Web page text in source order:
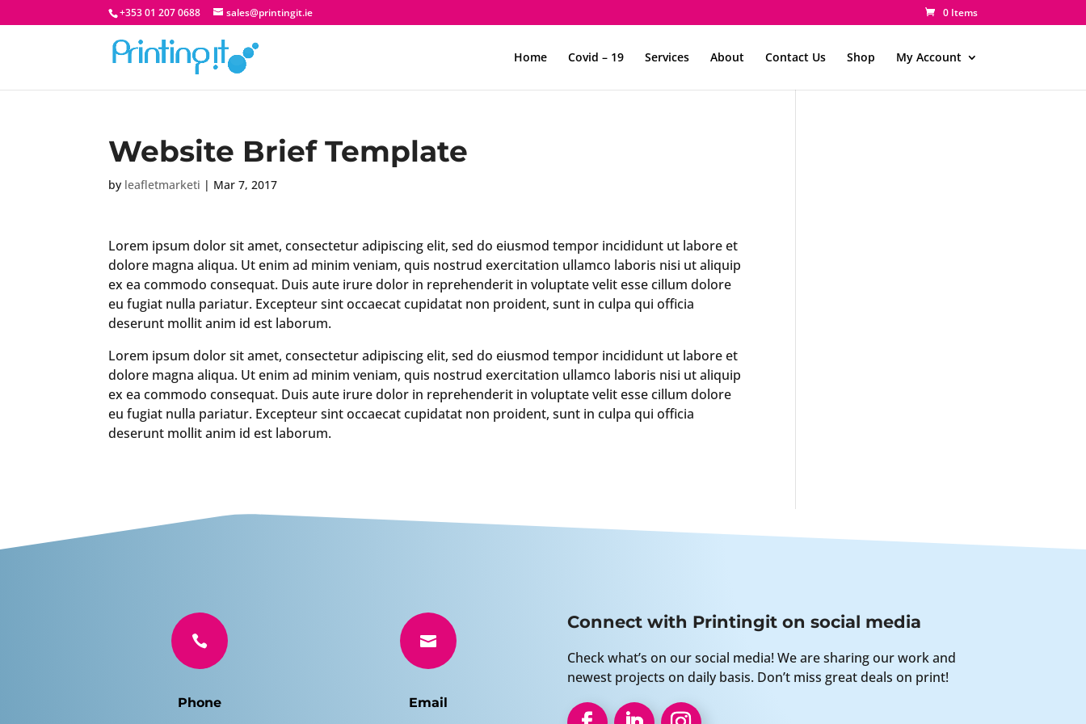
+353 01 207 0688 sales@printingit.ie 0 Items
Home Covid – 19 Services About Contact Us Shop My Account
Website Brief Template
by leafletmarketi | Mar 7, 2017
Lorem ipsum dolor sit amet, consectetur adipiscing elit, sed do eiusmod tempor incididunt ut labore et
dolore magna aliqua. Ut enim ad minim veniam, quis nostrud exercitation ullamco laboris nisi ut aliquip
ex ea commodo consequat. Duis aute irure dolor in reprehenderit in voluptate velit esse cillum dolore
eu fugiat nulla pariatur. Excepteur sint occaecat cupidatat non proident, sunt in culpa qui officia
deserunt mollit anim id est laborum.
Lorem ipsum dolor sit amet, consectetur adipiscing elit, sed do eiusmod tempor incididunt ut labore et
dolore magna aliqua. Ut enim ad minim veniam, quis nostrud exercitation ullamco laboris nisi ut aliquip
ex ea commodo consequat. Duis aute irure dolor in reprehenderit in voluptate velit esse cillum dolore
eu fugiat nulla pariatur. Excepteur sint occaecat cupidatat non proident, sunt in culpa qui officia
deserunt mollit anim id est laborum.

Phone

Email
Connect with Printingit on social media
Check what’s on our social media! We are sharing our work and
newest projects on daily basis. Don’t miss great deals on print!